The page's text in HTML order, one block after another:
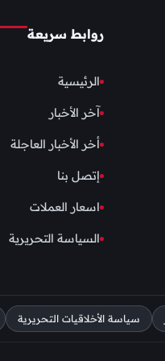
روابط سريعة
الرئيسية
آخر الأخبار
أخر الأخبار العاجلة
إتصل بنا
اسعار العملات
السياسة التحريرية
سياسة الأخلاقيات التحريرية